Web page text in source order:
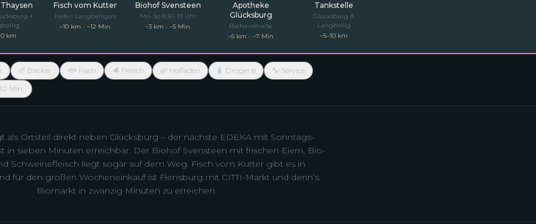
+
km
Fisch vom Kutter
Hafen Langballigau
~10 km · ~12 Min.
Biohof Svensteen
Mo–So 8:30–19 Uhr
~3 km · ~5 Min.
Apotheke
Glücksburg
Rathausstraße
~5 km · ~7 Min.
Tankstelle
Glücksburg &
Langballig
~5–10 km
🥖 Bäcker 🐟 Fisch 🥩 Fleisch 🌿 Hofladen 🧴 Drogerie
🔧 Service
Min.
als Ortsteil direkt neben Glücksburg – der nächste EDEKA mit Sonntags-
in sieben Minuten erreichbar. Der Biohof Svensteen mit frischen Eiern, Bio-
Schweinefleisch liegt sogar auf dem Weg. Fisch vom Kutter gibt es in
für den großen Wocheneinkauf ist Flensburg mit CITTI-Markt und denn’s
Biomarkt in zwanzig Minuten zu erreichen.